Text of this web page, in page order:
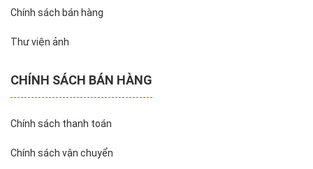
Chính sách bán hàng
Thư viện ảnh
CHÍNH SÁCH BÁN HÀNG
Chính sách thanh toán
Chính sách vận chuyển